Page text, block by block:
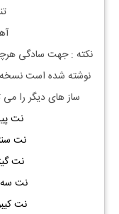
نکته : جهت سادگی
نوشته شده است
ساز های دیگر را می
نت
نت
نت
نت سه
نت